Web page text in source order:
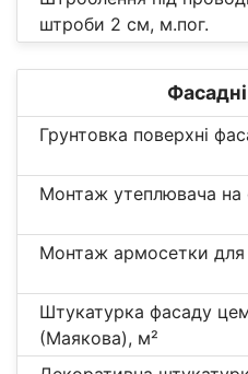
штроби 2 см, м.пог.
Грунтовка поверхні
Монтаж утеплювача на
Монтаж армосетки для
Штукатурка фасаду
(Маякова), м²